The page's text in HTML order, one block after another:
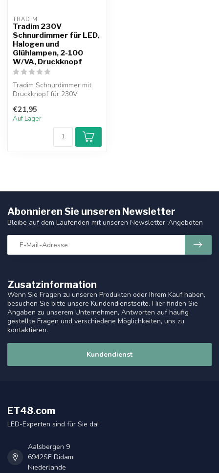
TRADIM
Tradim 230V
Schnurdimmer für LED,
Halogen und
Glühlampen, 2-100
W/VA, Druckknopf
Tradim Schnurdimmer mit
Druckknopf für 230V
Anwendungen in K...
€21,95
Auf Lager
Zusatzinformation
Wenn Sie Fragen zu unseren Produkten oder Ihrem Kauf haben,
besuchen Sie bitte unsere Kundendienstseite. Hier finden Sie
Angaben zu unserem Unternehmen, Antworten auf häufig
gestellte Fragen und verschiedene Möglichkeiten, uns zu
kontaktieren.
Kundendienst
Abonnieren Sie unseren Newsletter
Bleibe auf dem Laufenden mit unseren Newsletter-Angeboten
ET48.com
LED-Experten sind für Sie da!
Aalsbergen 9
6942SE Didam
Niederlande